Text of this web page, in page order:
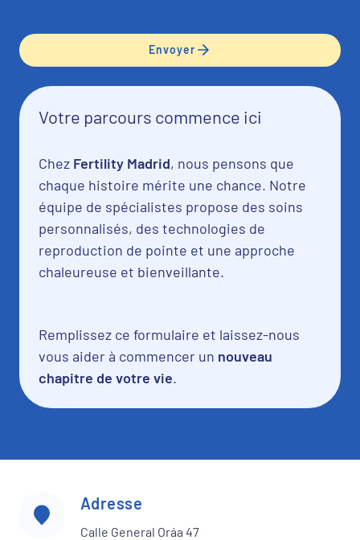
Envoyer
Votre parcours commence ici
Chez Fertility Madrid, nous pensons que
chaque histoire mérite une chance. Notre
équipe de spécialistes propose des soins
personnalisés, des technologies de
reproduction de pointe et une approche
chaleureuse et bienveillante.
Remplissez ce formulaire et laissez-nous
vous aider à commencer un nouveau
chapitre de votre vie.
Adresse
Calle General Oráa 47